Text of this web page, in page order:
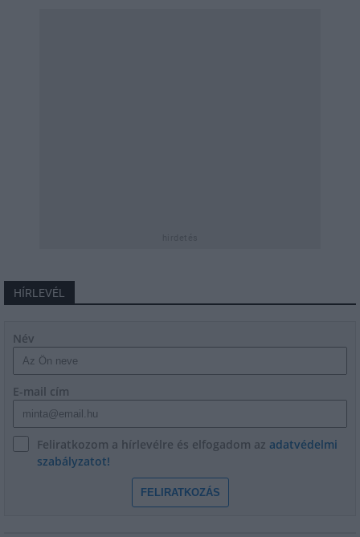
HÍRLEVÉL
Név
E-mail cím
Feliratkozom a hírlevélre és elfogadom az adatvédelmi
szabályzatot!
FELIRATKOZÁS